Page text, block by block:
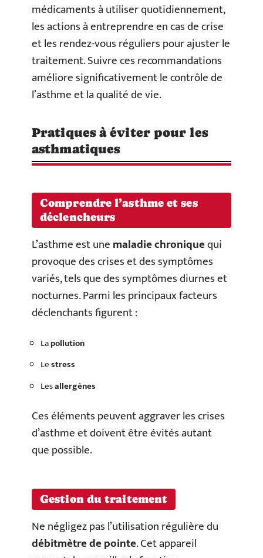
médicaments à utiliser quotidiennement,
les actions à entreprendre en cas de crise
et les rendez-vous réguliers pour ajuster le
traitement. Suivre ces recommandations
améliore significativement le contrôle de
l’asthme et la qualité de vie.
Pratiques à éviter pour les
asthmatiques
Comprendre l’asthme et ses
déclencheurs
L’asthme est unemaladie chroniquequi
provoque des crises et des symptômes
variés, tels que des symptômes diurnes et
nocturnes. Parmi les principaux facteurs
déclenchants figurent :
Lapollution
Lestress
Lesallergènes
Ces éléments peuvent aggraver les crises
d’asthme et doivent être évités autant
que possible.
Gestion du traitement
Ne négligez pas l’utilisation régulière du
débitmètre de pointe. Cet appareil